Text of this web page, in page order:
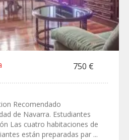
750 €
Recomendado
de Navarra. Estudiantes
Las cuatro habitaciones de
están preparadas par ...